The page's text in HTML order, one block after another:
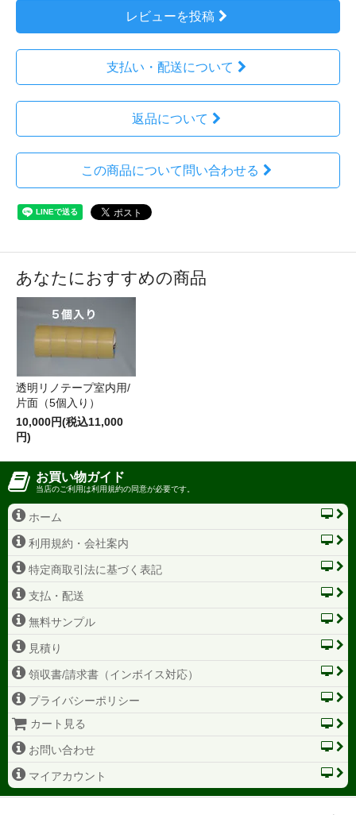
レビューを投稿
支払い・配送について
返品について
この商品について問い合わせる
あなたにおすすめの商品
透明リノテープ室内用/
片面（5個入り）
10,000円(税込11,000
円)
お買い物ガイド
当店のご利用は利用規約の同意が必要です。
ホーム
利用規約・会社案内
特定商取引法に基づく表記
支払・配送
無料サンプル
見積り
領収書/請求書（インボイス対応）
プライバシーポリシー
カート見る
お問い合わせ
マイアカウント